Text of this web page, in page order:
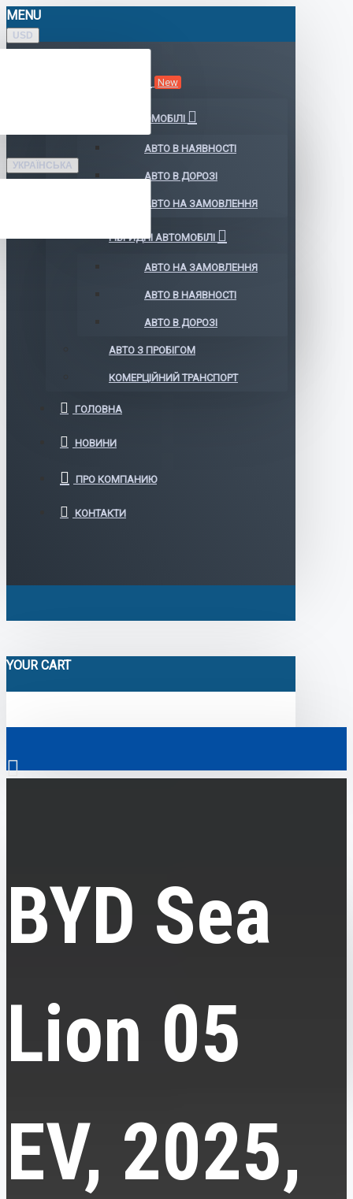
MENU
USD
УКРАЇНСЬКА
New
ЕЛЕКТРОМОБІЛІ
АВТО В НАЯВНОСТІ
АВТО В ДОРОЗІ
АВТО НА ЗАМОВЛЕННЯ
ГІБРИДНІ АВТОМОБІЛІ
АВТО НА ЗАМОВЛЕННЯ
АВТО В НАЯВНОСТІ
АВТО В ДОРОЗІ
АВТО З ПРОБІГОМ
КОМЕРЦІЙНИЙ ТРАНСПОРТ
ГОЛОВНА
НОВИНИ
ПРО КОМПАНИЮ
КОНТАКТИ
YOUR CART
Скрізь
Електромобілі
Авто з пробігом
Аксесуари
0
Ваш кошик порожній!
BYD Sea
Lion 05
EV, 2025,